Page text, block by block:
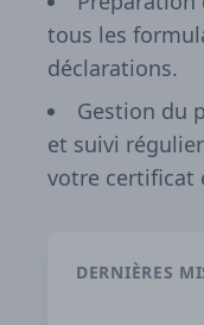
tous les
déclarations.
Gestion du
et suivi
votre certificat
DERNIÈRES